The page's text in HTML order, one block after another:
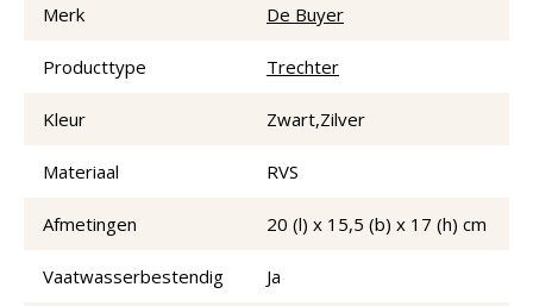
Merk De Buyer
Producttype Trechter
Kleur Zwart,Zilver
Materiaal RVS
Afmetingen 20 (l) x 15,5 (b) x 17 (h) cm
Vaatwasserbestendig Ja